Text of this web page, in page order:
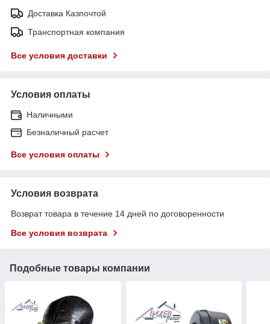
Доставка Казпочтой
Транспортная компания
Все условия доставки
Условия оплаты
Наличными
Безналичный расчет
Все условия оплаты
Условия возврата
Возврат товара в течение 14 дней по договоренности
Все условия возврата
Подобные товары компании